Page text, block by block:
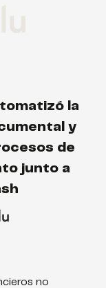
la
y
de
junto a
no